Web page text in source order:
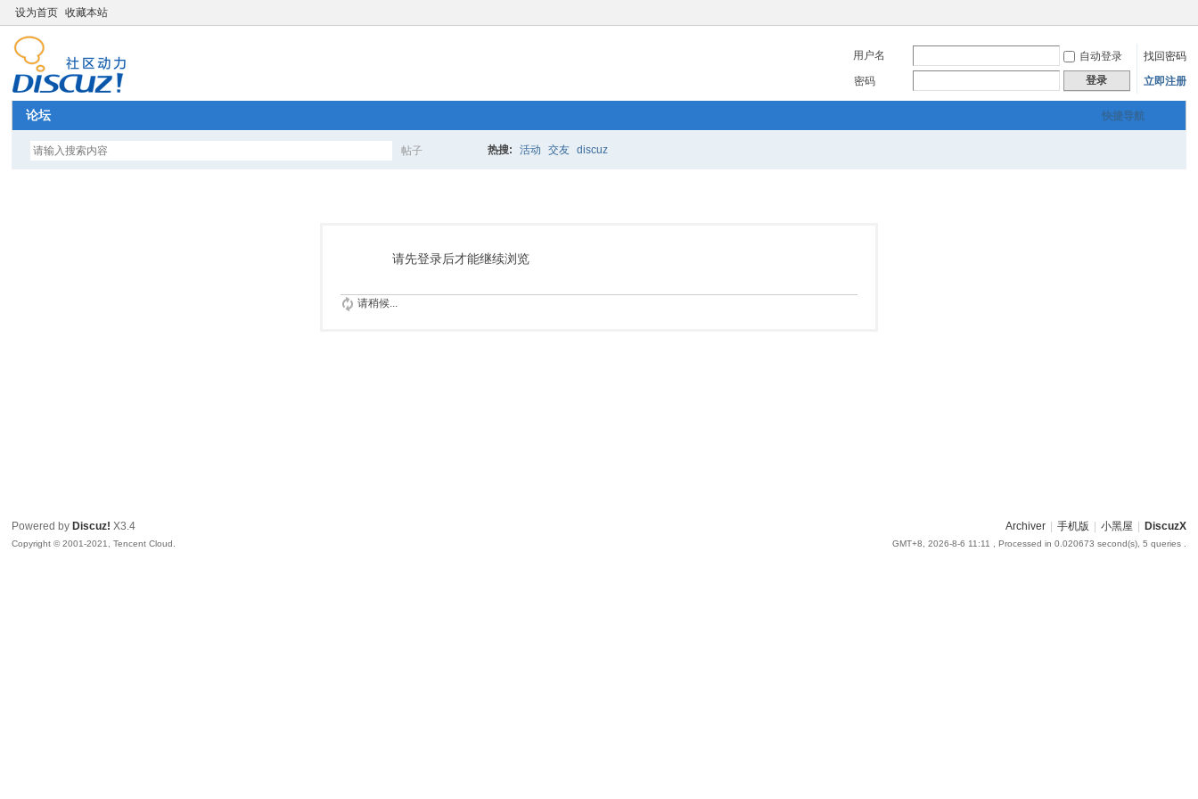
设为首页 收藏本站
用户名 自动登录
找回密码
密码
登录 立即注册
快捷导航
论坛
帖子
索
热搜: 活动 交友 discuz
请先登录后才能继续浏览
请稍候...
Archiver 手机版 小黑屋 DiscuzX
GMT+8, 2026-8-6 11:11 , Processed in 0.020673 second(s), 5 queries .
Powered by Discuz! X3.4
Copyright © 2001-2021, Tencent Cloud.